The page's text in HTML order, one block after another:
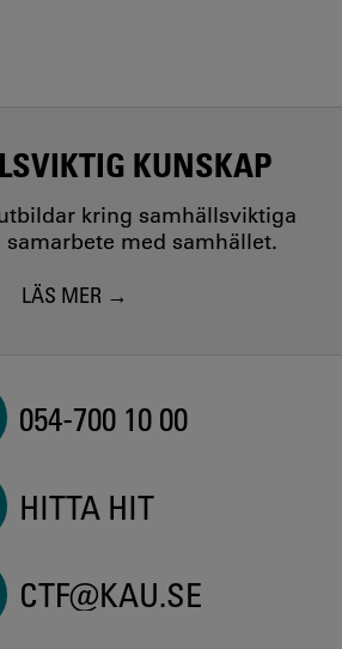
KUNSKAP
kring samhällsviktiga
med samhället.
LÄS MER
054-700 10 00
HITTA HIT
CTF@KAU.SE